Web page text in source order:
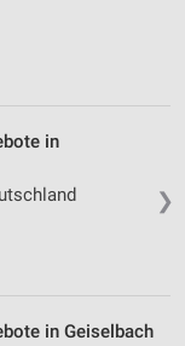
❯
in
in Geiselbach